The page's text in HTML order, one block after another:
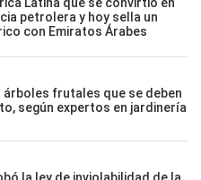
petrolera y hoy sella un
con Emiratos Árabes
árboles frutales que se deben
según expertos en jardinería